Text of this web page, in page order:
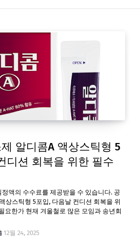
알디콤A 액상스틱형 5
디션 회복을 위한 필수
액의 수수료를 제공받을 수 있습니다. 공
상스틱형 5포입, 다음날 컨디션 회복을 위
요한가 현재 겨울철로 많은 모임과 송년회
12월 24, 2025